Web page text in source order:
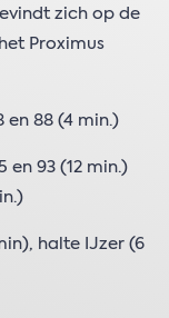
zich op de
Proximus
en 88 (4 min.)
en 93 (12 min.)
halte IJzer (6